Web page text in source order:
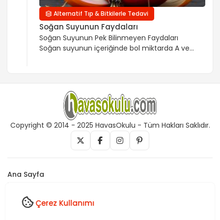
Alternatif Tıp & Bitkilerle Tedavi
Soğan Suyunun Faydaları
Soğan Suyunun Pek Bilinmeyen Faydaları
Soğan suyunun içeriğinde bol miktarda A ve B
zengindir. Soğan suyunun içeriğinde bol
miktarda bulunan antioksidan iltihap ve
alerjiye çok iyi geldiği gibi kanser
rahatsızlıklarına yakalanmayı önler. Kan akışını
da hızlandıran soğan suyunun bağışıklık
sisteminin kuvvetlenmesinde […]
Copyright © 2014 - 2025 HavasOkulu - Tüm Hakları Saklıdır.
Ana Sayfa
Künye
Çerez Kullanımı